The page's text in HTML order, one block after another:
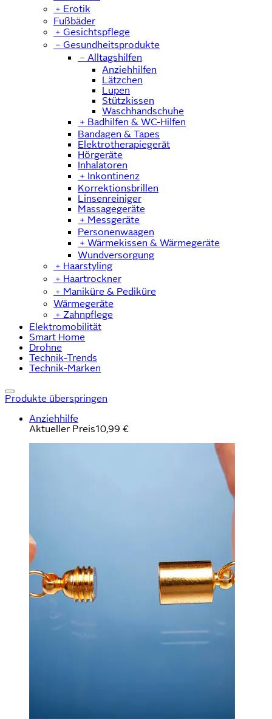
﹢ Erotik
Fußbäder
﹢ Gesichtspflege
﹣ Gesundheitsprodukte
﹣ Alltagshilfen
Anziehhilfen
Lätzchen
Lupen
Stützkissen
Waschhandschuhe
﹢ Badhilfen & WC-Hilfen
Bandagen & Tapes
Elektrotherapiegerät
Hörgeräte
Inhalatoren
﹢ Inkontinenz
Korrektionsbrillen
Linsenreiniger
Massagegeräte
﹢ Messgeräte
Personenwaagen
﹢ Wärmekissen & Wärmegeräte
Wundversorgung
﹢ Haarstyling
﹢ Haartrockner
﹢ Maniküre & Pediküre
Wärmegeräte
﹢ Zahnpflege
Elektromobilität
Smart Home
Drohne
Technik-Trends
Technik-Marken
Produkte überspringen
Anziehhilfe
Aktueller Preis10,99 €